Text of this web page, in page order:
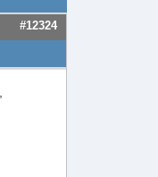
#12324